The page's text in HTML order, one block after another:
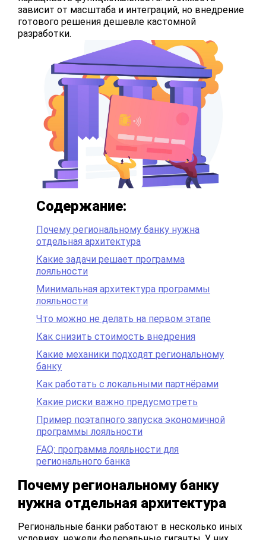
зависит от масштаба и интеграций, но внедрение
готового решения дешевле кастомной
разработки.
Содержание:
Почему региональному банку нужна
отдельная архитектура
Какие задачи решает программа
лояльности
Минимальная архитектура программы
лояльности
Что можно не делать на первом этапе
Как снизить стоимость внедрения
Какие механики подходят региональному
банку
Как работать с локальными партнёрами
Какие риски важно предусмотреть
Пример поэтапного запуска экономичной
программы лояльности
FAQ: программа лояльности для
регионального банка
Почему региональному банку
нужна отдельная архитектура
Региональные банки работают в несколько иных